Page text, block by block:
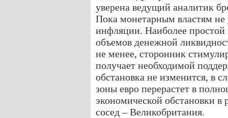
уверена ведущий аналитик
Пока монетарным властям не
инфляции. Наиболее простой
объемов денежной
не менее, сторонник
получает необходимой
обстановка не изменится, в
зоны евро перерастет в
экономической обстановки в
сосед – Великобритания.